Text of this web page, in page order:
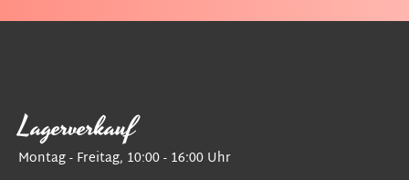
Lagerverkauf
Montag - Freitag, 10:00 - 16:00 Uhr